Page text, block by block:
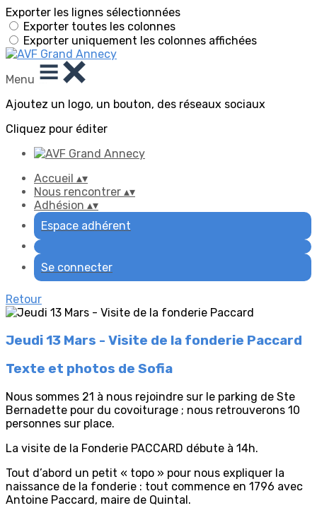
Exporter les lignes sélectionnées
Exporter toutes les colonnes
Exporter uniquement les colonnes affichées
Menu
Ajoutez un logo, un bouton, des réseaux sociaux
Cliquez pour éditer
Accueil ▴▾
Nous rencontrer ▴▾
Adhésion ▴▾
Espace adhérent
Se connecter
Retour
Jeudi 13 Mars - Visite de la fonderie Paccard
Texte et photos de Sofia
Nous sommes 21 à nous rejoindre sur le parking de Ste
Bernadette pour du covoiturage ; nous retrouverons 10
personnes sur place.
La visite de la Fonderie PACCARD débute à 14h.
Tout d’abord un petit « topo » pour nous expliquer la
naissance de la fonderie : tout commence en 1796 avec
Antoine Paccard, maire de Quintal.